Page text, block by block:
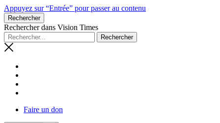
Appuyez sur “Entrée” pour passer au contenu
Rechercher
Rechercher dans Vision Times
Faire un don